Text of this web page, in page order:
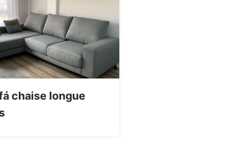
chaise longue